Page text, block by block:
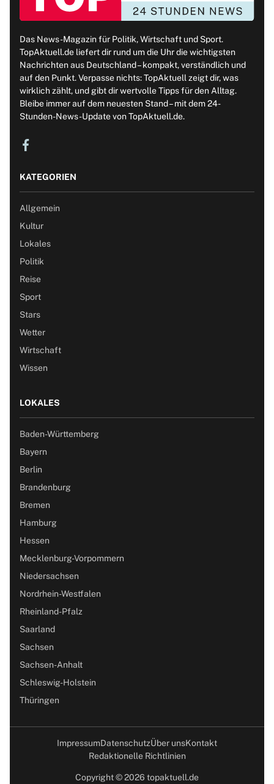
Das News-Magazin für Politik, Wirtschaft und Sport.
TopAktuell.de liefert dir rund um die Uhr die wichtigsten
Nachrichten aus Deutschland – kompakt, verständlich und
auf den Punkt. Verpasse nichts: TopAktuell zeigt dir, was
wirklich zählt, und gibt dir wertvolle Tipps für den Alltag.
Bleibe immer auf dem neuesten Stand – mit dem 24-
Stunden-News-Update von TopAktuell.de.
KATEGORIEN
Allgemein
Kultur
Lokales
Politik
Reise
Sport
Stars
Wetter
Wirtschaft
Wissen
LOKALES
Baden-Württemberg
Bayern
Berlin
Brandenburg
Bremen
Hamburg
Hessen
Mecklenburg-Vorpommern
Niedersachsen
Nordrhein-Westfalen
Rheinland-Pfalz
Saarland
Sachsen
Sachsen-Anhalt
Schleswig-Holstein
Thüringen
ImpressumDatenschutzÜber unsKontakt
Redaktionelle Richtlinien
Copyright © 2026 topaktuell.de